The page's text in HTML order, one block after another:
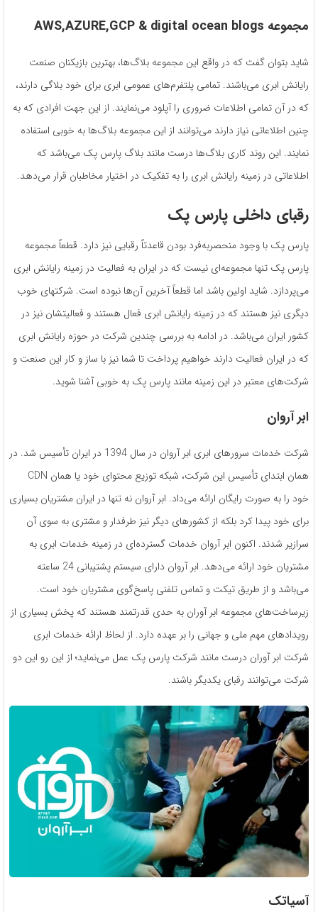
مجموعه AWS,AZURE,GCP & digital ocean blogs
شاید بتوان گفت که در واقع این مجموعه بلاگ‌ها، بهترین بازیکنان صنعت
رایانش ابری می‌باشند. تمامی پلتفرم‌های عمومی ابری برای خود بلاگی دارند،
که در آن تمامی اطلاعات ضروری را آپلود می‌نمایند. از این جهت افرادی که به
چنین اطلاعاتی نیاز دارند می‌توانند از این مجموعه بلاگ‌ها به خوبی استفاده
نمایند. این روند کاری بلاگ‌ها درست مانند بلاگ پارس پک می‌باشد که
اطلاعاتی در زمینه رایانش ابری را به تفکیک در اختیار مخاطبان قرار می‌دهد.
رقبای داخلی پارس پک
پارس پک با وجود منحصربه‌فرد بودن قاعدتاً رقبایی نیز دارد. قطعاً مجموعه
پارس پک تنها مجموعه‌ای نیست که در ایران به فعالیت در زمینه رایانش ابری
می‌پردازد. شاید اولین باشد اما قطعاً آخرین آن‌ها نبوده است. شرکتهای خوب
دیگری نیز هستند که در زمینه رایانش ابری فعال‌ هستند و فعالیتشان نیز در
کشور ایران می‌باشد. در ادامه به بررسی چندین شرکت در حوزه رایانش ابری
که در ایران فعالیت دارند خواهیم پرداخت تا شما نیز با ساز و کار این صنعت و
شرکت‌های معتبر در این زمینه مانند پارس پک به خوبی آشنا شوید.
ابر آروان
شرکت خدمات سرورهای ابری ابر آروان در سال 1394 در ایران تأسیس شد. در
همان ابتدای تأسیس این شرکت، شبکه توزیع محتوای خود یا همان CDN
خود را به صورت رایگان ارائه می‌داد. ابر آروان نه تنها در ایران مشتریان بسیاری
برای خود پیدا کرد بلکه از کشورهای دیگر نیز طرفدار و مشتری به سوی آن
سرازیر شدند. اکنون ابر آروان خدمات گسترده‌ای در زمینه خدمات ابری به
مشتریان خود ارائه می‌دهد. ابر آروان دارای سیستم پشتیبانی 24 ساعته
می‌باشد و از طریق تیکت و تماس تلفنی پاسخ‌گوی مشتریان خود است.
زیرساخت‌های مجموعه ابر آوران به حدی قدرتمند هستند که پخش بسیاری از
رویدادهای مهم ملی و جهانی را بر عهده دارد. از لحاظ ارائه خدمات ابری
شرکت ابر آوران درست مانند شرکت پارس پک عمل می‌نماید؛ از این رو این دو
شرکت می‌توانند رقبای یکدیگر باشند.
آسیاتک